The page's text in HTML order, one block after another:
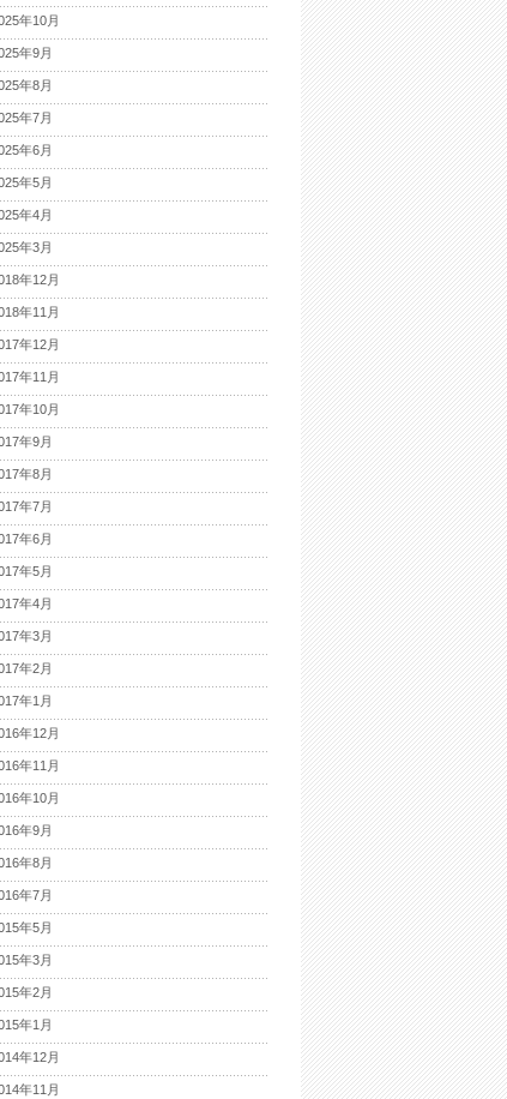
年10月
年9月
年8月
年7月
年6月
年5月
年4月
年3月
年12月
年11月
年12月
年11月
年10月
年9月
年8月
年7月
年6月
年5月
年4月
年3月
年2月
年1月
年12月
年11月
年10月
年9月
年8月
年7月
年5月
年3月
年2月
年1月
年12月
年11月